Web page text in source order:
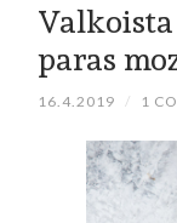
paras
16.4.2019 / 1